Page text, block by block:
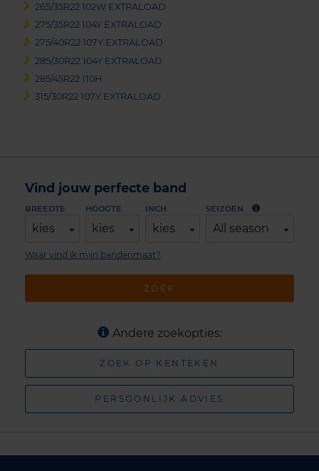
265/35R22 102W EXTRALOAD
275/35R22 104Y EXTRALOAD
275/40R22 107Y EXTRALOAD
285/30R22 104Y EXTRALOAD
285/45R22 110H
315/30R22 107Y EXTRALOAD
Vind jouw perfecte band
BREEDTE
kies
HOOGTE
kies
INCH
kies
SEIZOEN
All season
ZOEK
Waar vind ik mijn bandenmaat?
Andere zoekopties:
ZOEK OP KENTEKEN
PERSOONLIJK ADVIES